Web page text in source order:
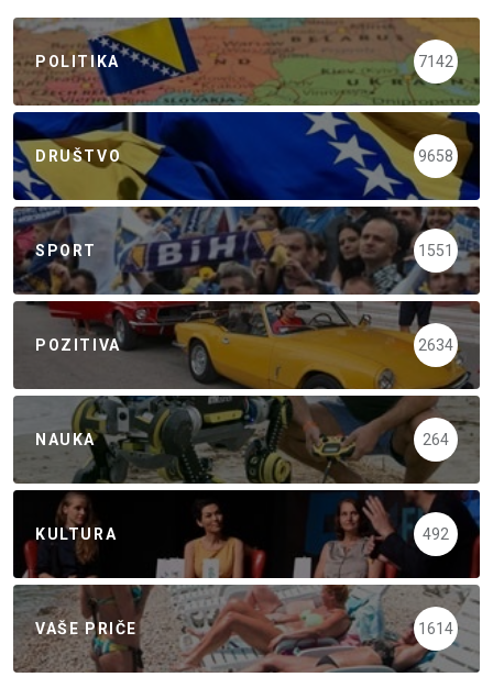
POLITIKA 7142
DRUŠTVO 9658
SPORT 1551
POZITIVA 2634
NAUKA 264
KULTURA 492
VAŠE PRIČE 1614